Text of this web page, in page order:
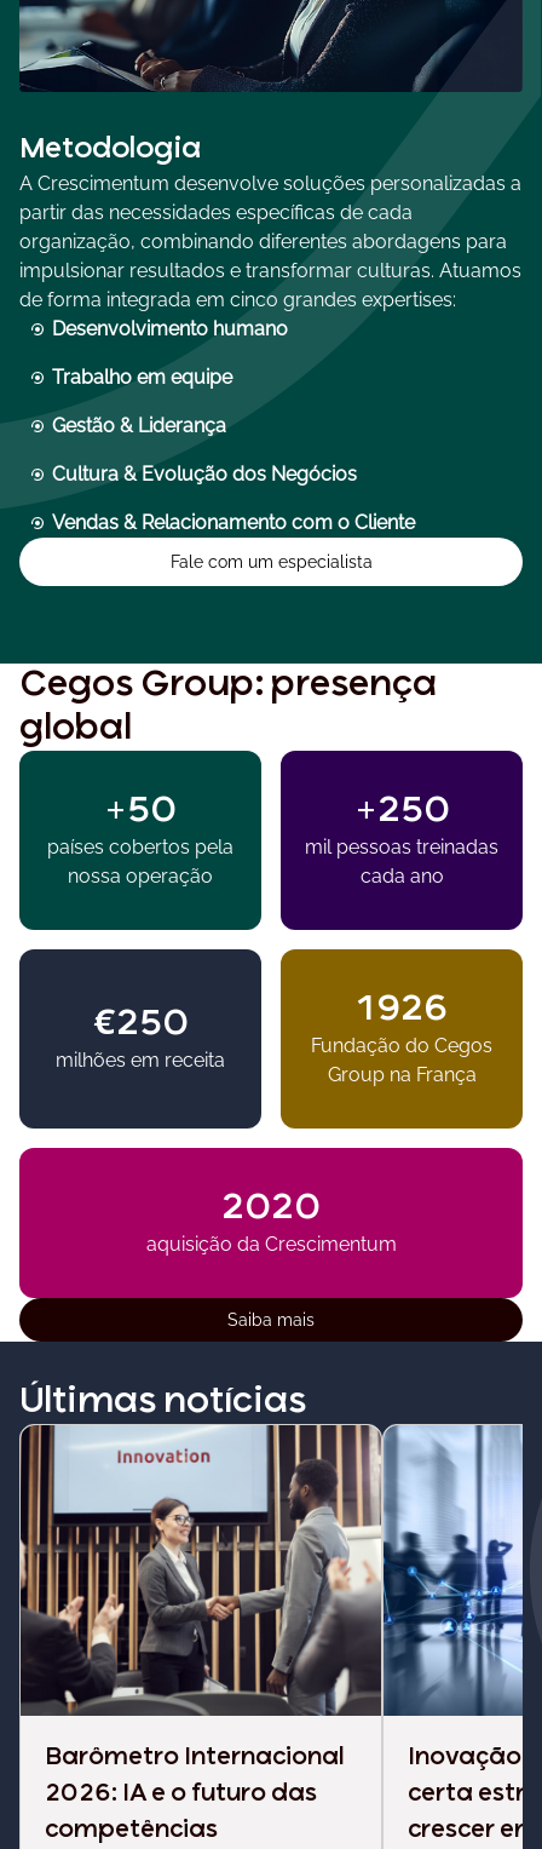
Metodologia
A Crescimentum desenvolve soluções personalizadas a
partir das necessidades específicas de cada
organização, combinando diferentes abordagens para
impulsionar resultados e transformar culturas. Atuamos
de forma integrada em cinco grandes expertises:
Desenvolvimento humano
Trabalho em equipe
Gestão & Liderança
Cultura & Evolução dos Negócios
Vendas & Relacionamento com o Cliente
Fale com um especialista
Cegos Group: presença
global
+50
países cobertos pela
nossa operação
+250
mil pessoas treinadas
cada ano
€250
milhões em receita
1926
Fundação do Cegos
Group na França
2020
aquisição da Crescimentum
Saiba mais
Últimas notícias
Barômetro Internacional
2026: IA e o futuro das
competências
Inovação
certa
crescer